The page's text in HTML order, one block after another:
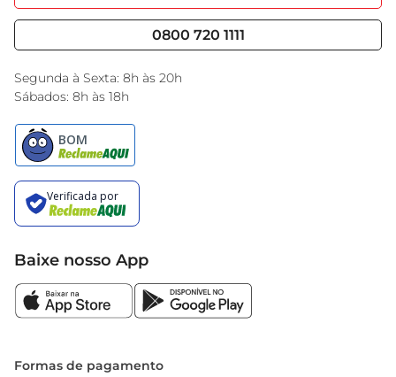
Nossas Lojas
Serviços
Black Friday
Encarte do Dia
0800 720 1111
Segunda à Sexta: 8h às 20h
Sábados: 8h às 18h
Baixe nosso App
Formas de pagamento